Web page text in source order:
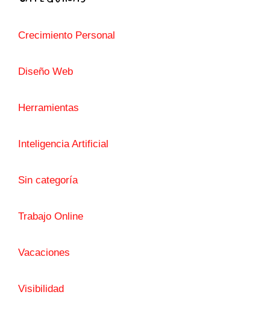
Crecimiento Personal
Diseño Web
Herramientas
Inteligencia Artificial
Sin categoría
Trabajo Online
Vacaciones
Visibilidad